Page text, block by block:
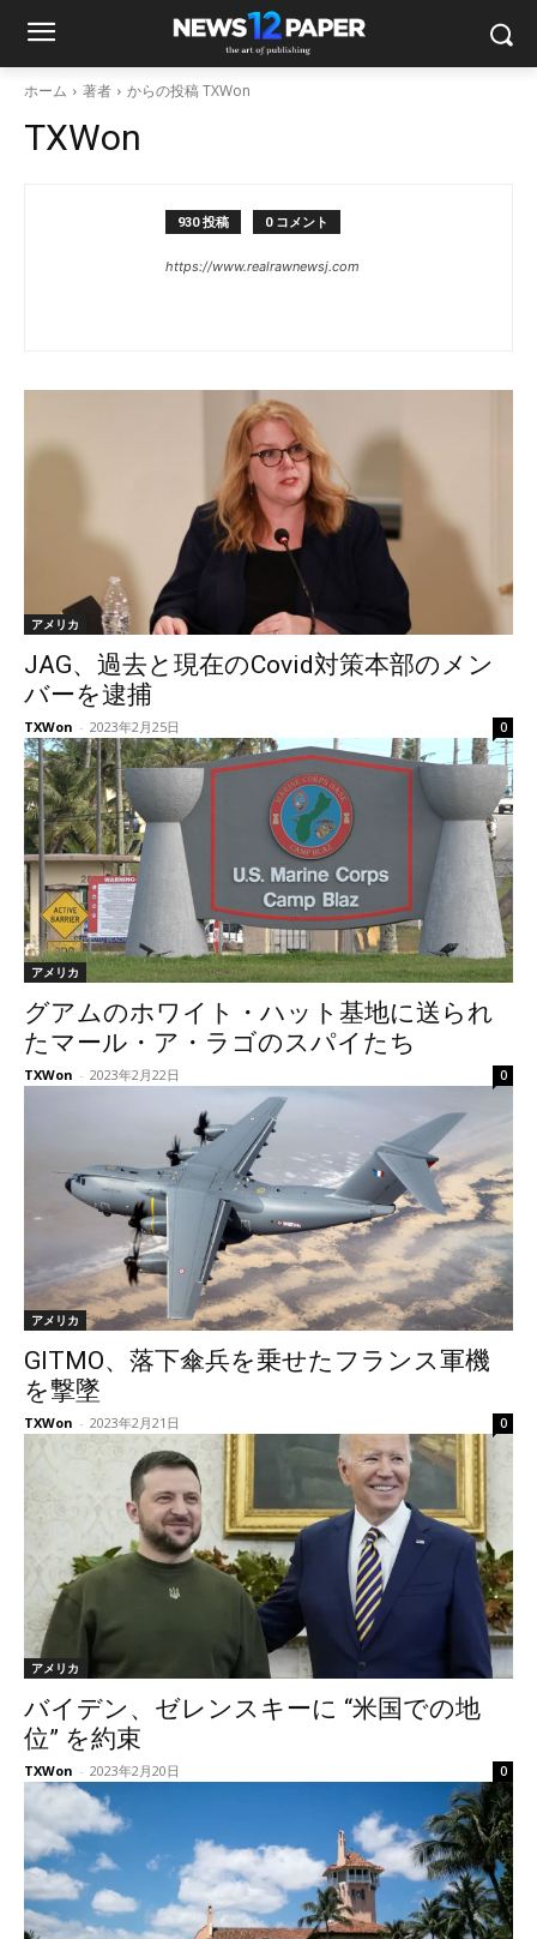
ホーム 著者 からの投稿 TXWon
TXWon
930 投稿 0 コメント
https://www.realrawnewsj.com
アメリカ
JAG、過去と現在のCovid対策本部のメン
バーを逮捕
TXWon - 2023年2月25日 0
アメリカ
グアムのホワイト・ハット基地に送られ
たマール・ア・ラゴのスパイたち
TXWon - 2023年2月22日 0
アメリカ
GITMO、落下傘兵を乗せたフランス軍機
を撃墜
TXWon - 2023年2月21日 0
アメリカ
バイデン、ゼレンスキーに “米国での地
位” を約束
TXWon - 2023年2月20日 0